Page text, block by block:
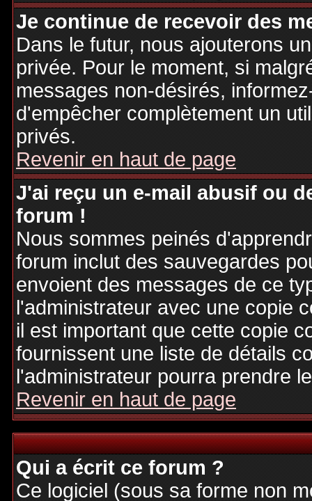
Je continue de recevoir des
Dans le futur, nous ajouterons
privée. Pour le moment, si
messages non-désirés,
d'empêcher complètement un
privés.
Revenir en haut de page
J'ai reçu un e-mail abusif ou
forum !
Nous sommes peinés
forum inclut des sauvegardes
envoient des messages de ce
l'administrateur avec une copie
il est important que cette copie
fournissent une liste de détails
l'administrateur pourra prendre
Revenir en haut de page
Qui a écrit ce forum ?
Ce logiciel (sous sa forme non